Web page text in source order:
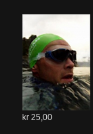
kr 25,00